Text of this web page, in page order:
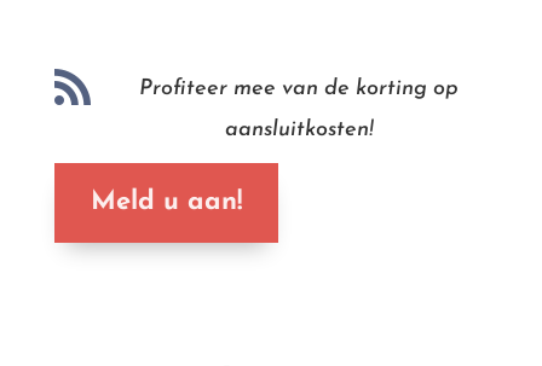

Profiteer mee van de korting op
aansluitkosten!
Meld u aan!